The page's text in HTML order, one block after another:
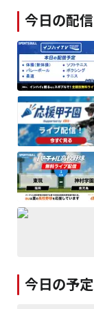
今日の配信
今日の予定